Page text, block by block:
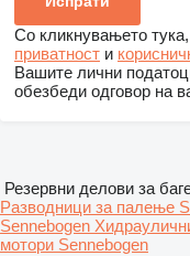
Со кликнувањето
приватност и
Вашите лични
обезбеди одговор на
Резервни делови за
Разводници за палење
Sennebogen
мотори Sennebogen